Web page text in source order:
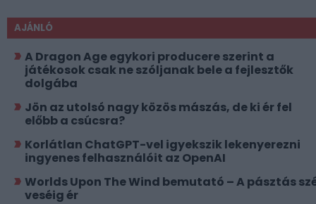
AJÁNLÓ
A Dragon Age egykori producere szerint a
játékosok csak ne szóljanak bele a fejlesztők
dolgába
Jön az utolsó nagy közös mászás, de ki ér fel
előbb a csúcsra?
Korlátlan ChatGPT-vel igyekszik lekenyerezni
ingyenes felhasználóit az OpenAI
Worlds Upon The Wind bemutató – A pásztás
veséig ér